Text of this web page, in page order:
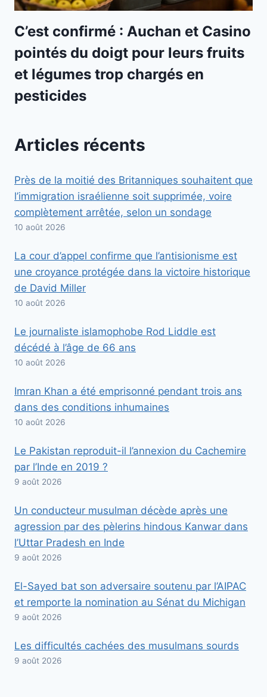
C’est confirmé : Auchan et Casino
pointés du doigt pour leurs fruits
et légumes trop chargés en
pesticides
Articles récents
Près de la moitié des Britanniques souhaitent que
l’immigration israélienne soit supprimée, voire
complètement arrêtée, selon un sondage
10 août 2026
La cour d’appel confirme que l’antisionisme est
une croyance protégée dans la victoire historique
de David Miller
10 août 2026
Le journaliste islamophobe Rod Liddle est
décédé à l’âge de 66 ans
10 août 2026
Imran Khan a été emprisonné pendant trois ans
dans des conditions inhumaines
10 août 2026
Le Pakistan reproduit-il l’annexion du Cachemire
par l’Inde en 2019 ?
9 août 2026
Un conducteur musulman décède après une
agression par des pèlerins hindous Kanwar dans
l’Uttar Pradesh en Inde
9 août 2026
El-Sayed bat son adversaire soutenu par l’AIPAC
et remporte la nomination au Sénat du Michigan
9 août 2026
Les difficultés cachées des musulmans sourds
9 août 2026